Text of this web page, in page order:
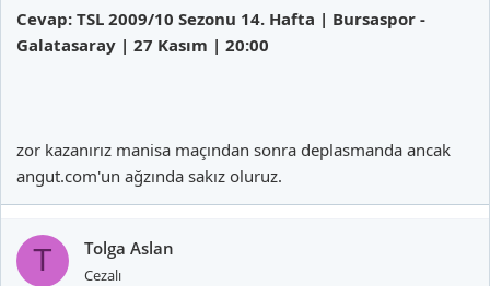
Cevap: TSL 2009/10 Sezonu 14. Hafta | Bursaspor -
Galatasaray | 27 Kasım | 20:00
zor kazanırız manisa maçından sonra deplasmanda ancak
angut.com'un ağzında sakız oluruz.
T Tolga Aslan
Cezalı